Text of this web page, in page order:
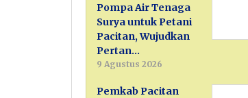
Pompa Air Tenaga
Surya untuk Petani
Pacitan, Wujudkan
Pertan…
9 Agustus 2026
Pemkab Pacitan